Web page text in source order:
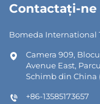
Contactați-ne
Bomeda International
Camera 909,
Avenue East,
Schimb din China
+86-13585173657